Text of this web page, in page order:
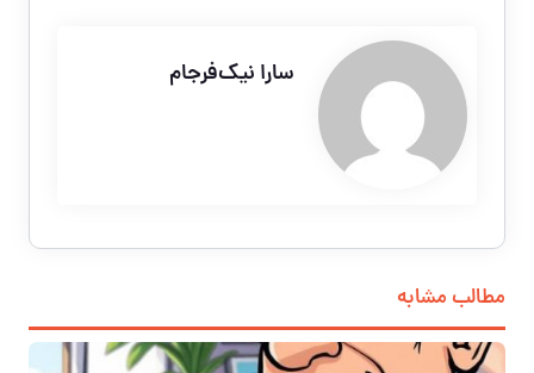
سارا نیک‌فرجام
مطالب مشابه